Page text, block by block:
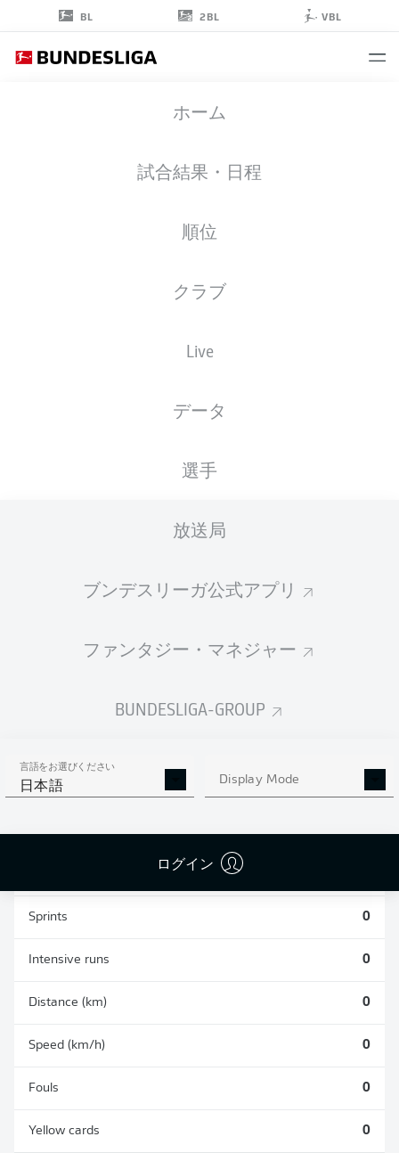
BL 2BL VBL
ホーム
試合結果・日程
順位
クラブ
Live
データ
選手
放送局
ブンデスリーガ公式アプリ
ファンタジー・マネジャー
BUNDESLIGA-GROUP
言語をお選びください
日本語 Display Mode
ログイン
28.11.2000
2026/2027
統計 シーズン 2026/2027
OWN-GOALS
PASSES
COMPLETED
Sprints 0
Intensive runs 0
Distance (km) 0
Speed (km/h) 0
Fouls 0
Yellow cards 0